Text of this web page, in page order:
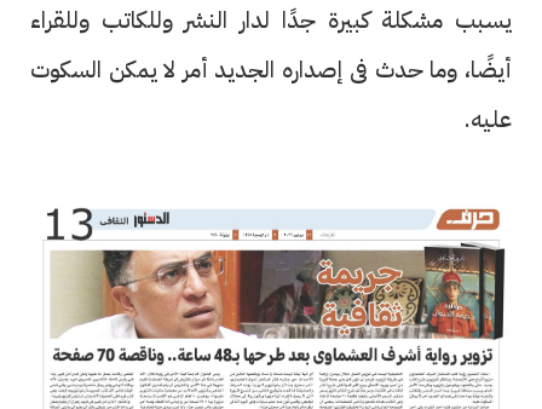
يسبب مشكلة كبيرة جدًا لدار النشر وللكاتب وللقراء
أيضًا، وما حدث فى إصداره الجديد أمر لا يمكن السكوت
عليه.